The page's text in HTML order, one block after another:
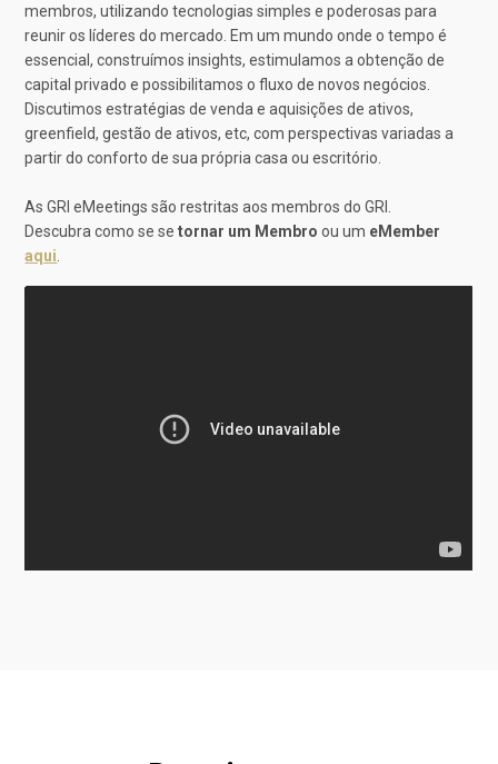
membros, utilizando tecnologias simples e poderosas para
reunir os líderes do mercado. Em um mundo onde o tempo é
essencial, construímos insights, estimulamos a obtenção de
capital privado e possibilitamos o fluxo de novos negócios.
Discutimos estratégias de venda e aquisições de ativos,
greenfield, gestão de ativos, etc, com perspectivas variadas a
partir do conforto de sua própria casa ou escritório.
As GRI eMeetings são restritas aos membros do GRI.
Descubra como se setornar um Membro ou um eMember
aqui